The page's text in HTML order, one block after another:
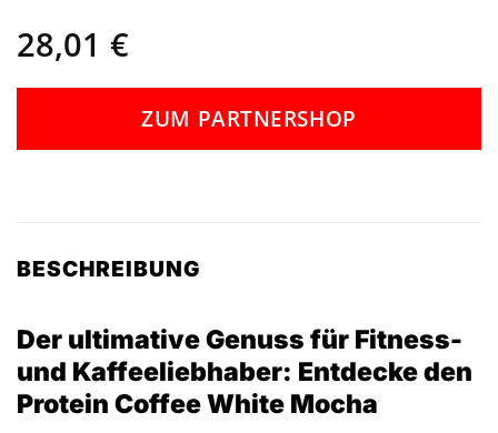
28,01 €
ZUM PARTNERSHOP
BESCHREIBUNG
Der ultimative Genuss für Fitness-
und Kaffeeliebhaber: Entdecke den
Protein Coffee White Mocha